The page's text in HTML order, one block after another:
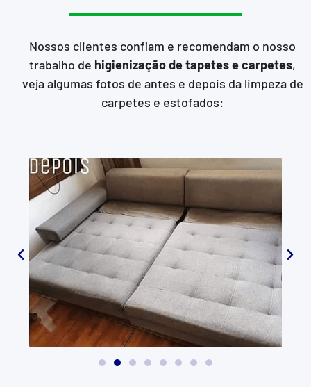
Nossos clientes confiam e recomendam o nosso
trabalho de higienização de tapetes e carpetes,
veja algumas fotos de antes e depois da limpeza de
carpetes e estofados: